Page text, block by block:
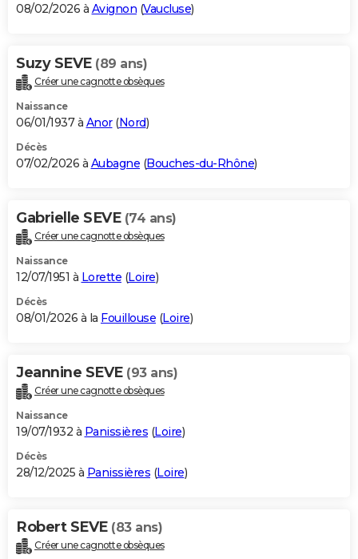
08/02/2026 à Avignon (Vaucluse)
Suzy SEVE (89 ans)
Créer une cagnotte obsèques
Naissance
06/01/1937 à Anor(Nord)
Décès
07/02/2026 à Aubagne (Bouches-du-Rhône)
Gabrielle SEVE (74 ans)
Créer une cagnotte obsèques
Naissance
12/07/1951 à Lorette (Loire)
Décès
08/01/2026 à la Fouillouse (Loire)
Jeannine SEVE (93 ans)
Créer une cagnotte obsèques
Naissance
19/07/1932 à Panissières (Loire)
Décès
28/12/2025 à Panissières (Loire)
Robert SEVE (83 ans)
Créer une cagnotte obsèques